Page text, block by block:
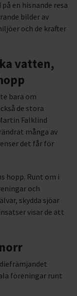
en hisnande resa
bilder av
och de krafter
vatten,
bara om
de stora
Falklind
många av
det får för
hopp. Runt om i
och
skydda sjöar
visar de att
föreningar runt